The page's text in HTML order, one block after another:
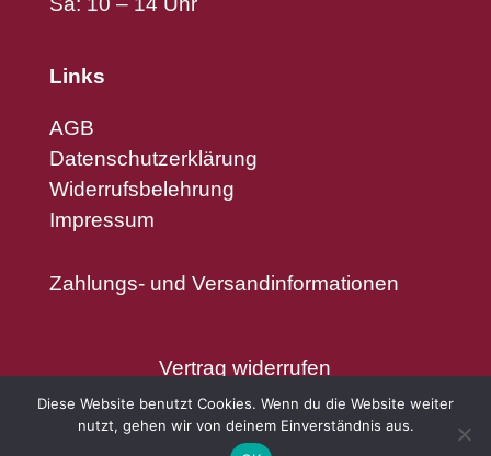
Links
AGB
Datenschutzerklärung
Widerrufsbelehrung
Impressum
Zahlungs- und Versandinformationen
Vertrag widerrufen
Diese Website benutzt Cookies. Wenn du die Website weiter
nutzt, gehen wir von deinem Einverständnis aus.